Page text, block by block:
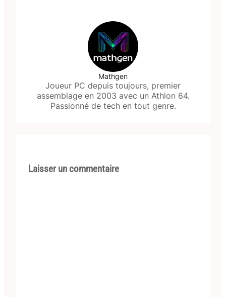
Mathgen
Joueur PC depuis toujours, premier
assemblage en 2003 avec un Athlon 64.
Passionné de tech en tout genre.
Laisser un commentaire